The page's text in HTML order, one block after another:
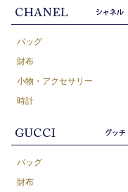
バッグ
財布
小物・アクセサリー
時計
バッグ
財布